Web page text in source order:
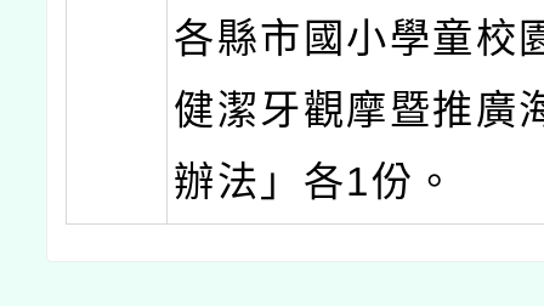
各縣市國小學童校
健潔牙觀摩暨推廣
辦法」各1份。